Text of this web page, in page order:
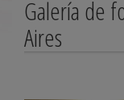
Galería de
Aires